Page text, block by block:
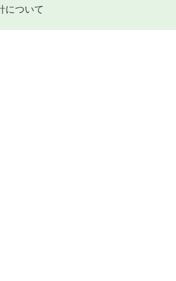
について